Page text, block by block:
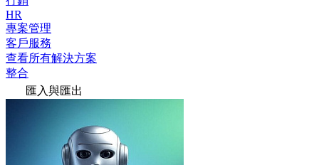
HR
專案管理
客戶服務
查看所有解決方案
整合
匯入與匯出